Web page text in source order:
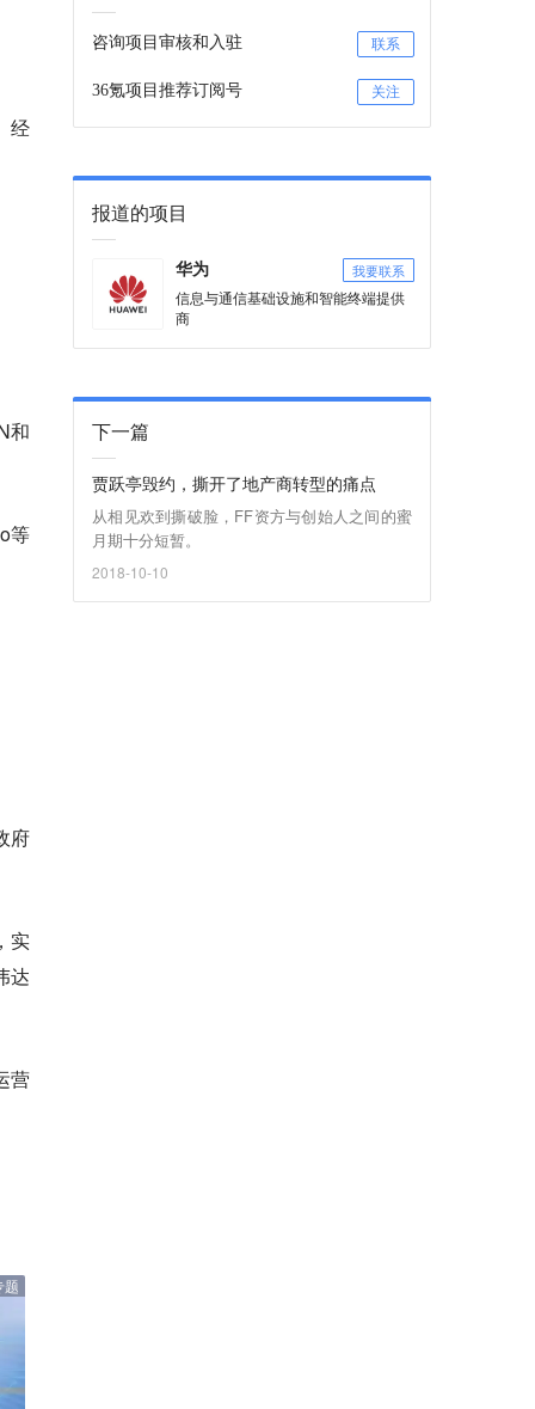
经
和
等
府
实
达
营
题
咨询项目审核和入驻 联系
36氪项目推荐订阅号 关注
报道的项目
华为 我要联系
信息与通信基础设施和智能终端提供
商
下一篇
贾跃亭毁约，撕开了地产商转型的痛点
从相见欢到撕破脸，FF资方与创始人之间的蜜
月期十分短暂。
2018-10-10